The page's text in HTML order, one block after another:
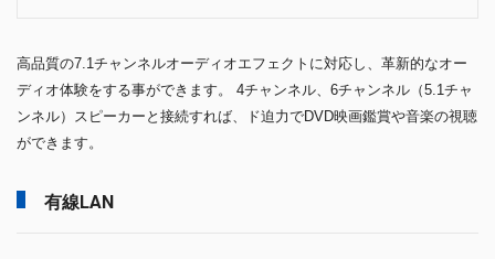
高品質の7.1チャンネルオーディオエフェクトに対応し、革新的なオー
ディオ体験をする事ができます。 4チャンネル、6チャンネル（5.1チャ
ンネル）スピーカーと接続すれば、ド迫力でDVD映画鑑賞や音楽の視聴
ができます。
有線LAN